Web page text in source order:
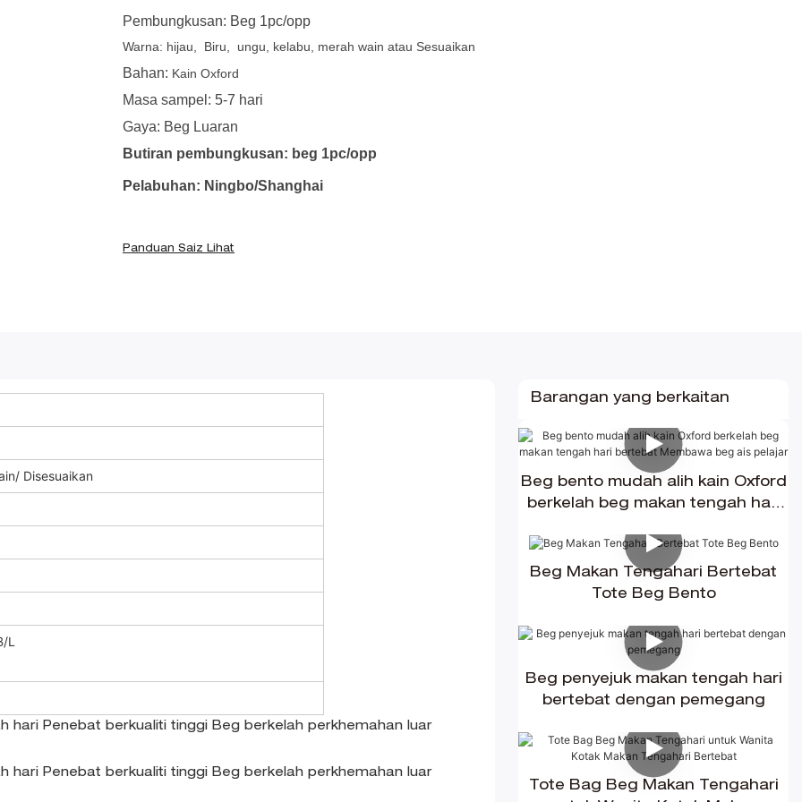
Pembungkusan: Beg 1pc/opp
Warna: hijau, Biru, ungu, kelabu, merah wain atau Sesuaikan
Bahan: Kain Oxford
Masa sampel: 5-7 hari
Gaya: Beg Luaran
Butiran pembungkusan: beg 1pc/opp
Pelabuhan: Ningbo/Shanghai
Panduan Saiz Lihat
Disesuaikan
L
Barangan yang berkaitan
Beg bento mudah alih kain Oxford
berkelah beg makan tengah hari
pelajar
Beg Makan Tengahari Bertebat
Tote Beg Bento
Beg penyejuk makan tengah hari
bertebat dengan pemegang
Tote Bag Beg Makan Tengahari